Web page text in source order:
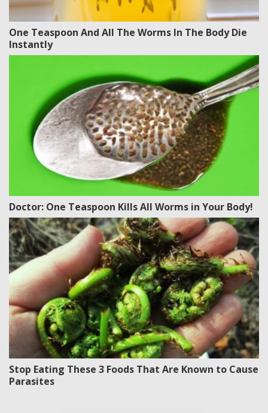
One Teaspoon And All The Worms In The Body Die
Instantly
Doctor: One Teaspoon Kills All Worms in Your Body!
Stop Eating These 3 Foods That Are Known to Cause
Parasites